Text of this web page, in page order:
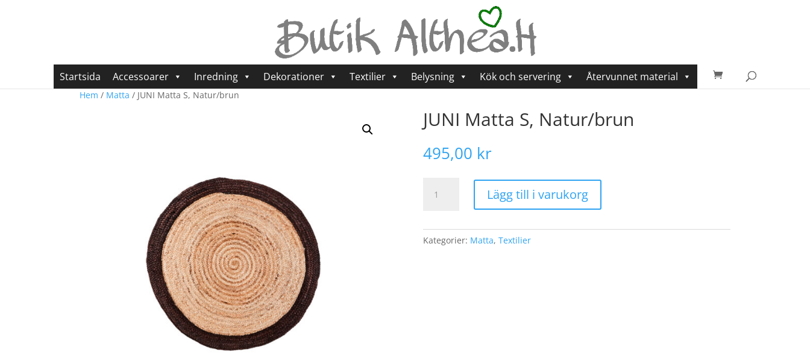
Startsida Accessoarer Inredning Dekorationer Textilier Belysning Kök och servering Återvunnet material
Hem / Matta / JUNI Matta S, Natur/brun
JUNI Matta S, Natur/brun
495,00 kr
Matta
mängd
Lägg till i varukorg
Kategorier: Matta, Textilier